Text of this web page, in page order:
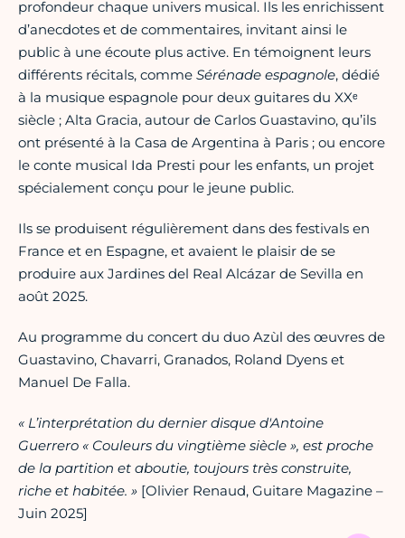
profondeur chaque univers musical. Ils les enrichissent
d’anecdotes et de commentaires, invitant ainsi le
public à une écoute plus active. En témoignent leurs
différents récitals, comme Sérénade espagnole, dédié
à la musique espagnole pour deux guitares du XXᵉ
siècle ; Alta Gracia, autour de Carlos Guastavino, qu’ils
ont présenté à la Casa de Argentina à Paris ; ou encore
le conte musical Ida Presti pour les enfants, un projet
spécialement conçu pour le jeune public.
Ils se produisent régulièrement dans des festivals en
France et en Espagne, et avaient le plaisir de se
produire aux Jardines del Real Alcázar de Sevilla en
août 2025.
Au programme du concert du duo Azùl des œuvres de
Guastavino, Chavarri, Granados, Roland Dyens et
Manuel De Falla.
« L’interprétation du dernier disque d'Antoine
Guerrero « Couleurs du vingtième siècle », est proche
de la partition et aboutie, toujours très construite,
riche et habitée. » [Olivier Renaud, Guitare Magazine –
Juin 2025]